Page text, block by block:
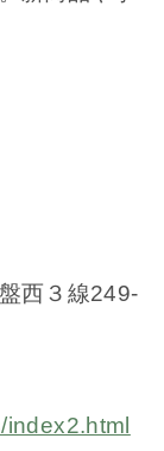
西３線249-